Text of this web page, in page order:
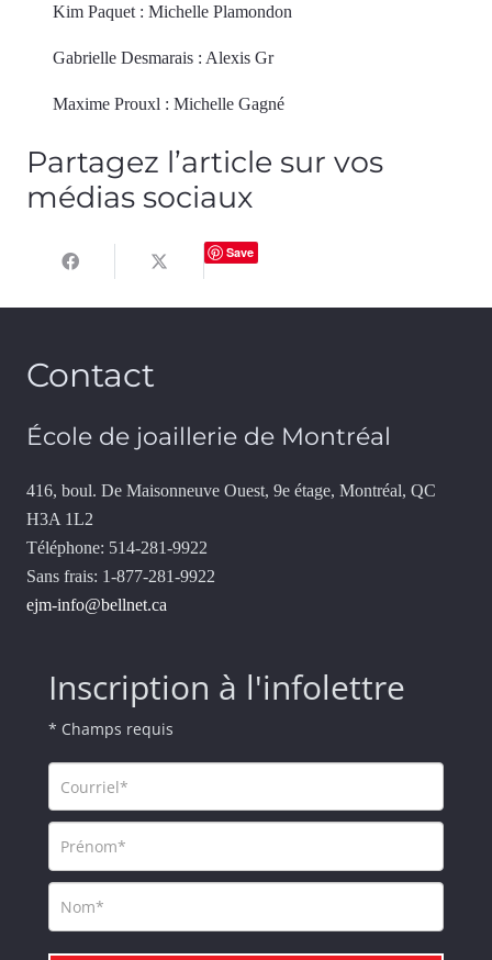
Kim Paquet : Michelle Plamondon
Gabrielle Desmarais : Alexis Gr
Maxime Prouxl : Michelle Gagné
Partagez l’article sur vos
médias sociaux
Save
Contact
École de joaillerie de Montréal
416, boul. De Maisonneuve Ouest, 9e étage, Montréal, QC
H3A 1L2
Téléphone: 514-281-9922
Sans frais: 1-877-281-9922
ejm-info@bellnet.ca
Inscription à l'infolettre
* Champs requis